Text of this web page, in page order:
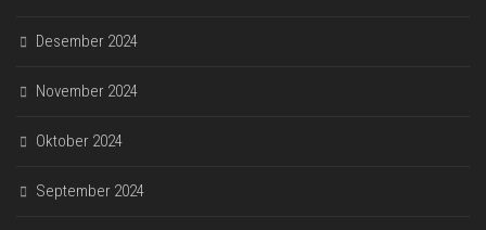
Desember 2024
November 2024
Oktober 2024
September 2024